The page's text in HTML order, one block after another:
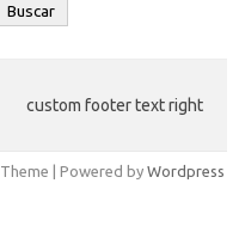
Buscar
custom footer text right
Theme | Powered by Wordpress